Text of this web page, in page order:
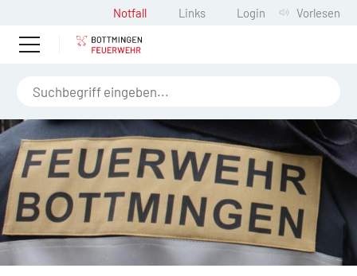
Notfall Links Login Vorlesen